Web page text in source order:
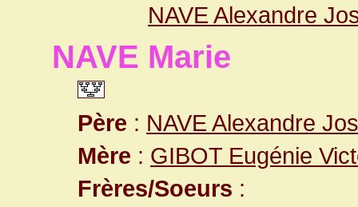
NAVE Alexandre
NAVE Marie
Père : NAVE Alexandre
Mère : GIBOT Eugénie
Frères/Soeurs :